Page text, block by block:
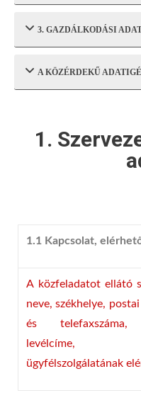
3. GAZDÁLKODÁSI
A KÖZÉRDEKŰ
1.
1.1 Kapcsolat,
A közfeladatot ellátó
neve, székhelye,
és telefaxszáma,
levélcíme,
ügyfélszolgálatának